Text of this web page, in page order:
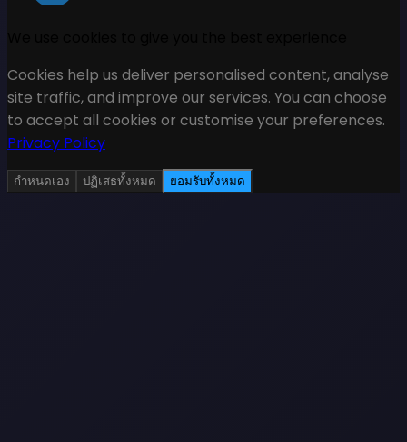
Cookies help us deliver personalised content, analyse
site traffic, and improve our services. You can choose
to accept all cookies or customise your preferences.
Privacy Policy
กำหนดเอง ปฏิเสธทั้งหมด ยอมรับทั้งหมด